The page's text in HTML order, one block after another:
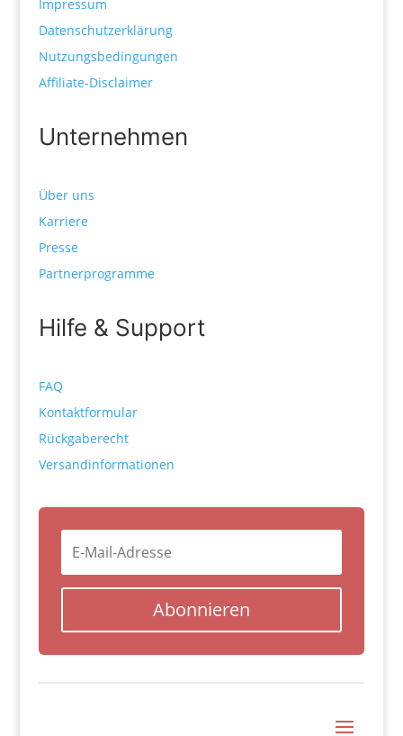
Impressum
Datenschutzerklärung
Nutzungsbedingungen
Affiliate-Disclaimer
Unternehmen
Über uns
Karriere
Presse
Partnerprogramme
Hilfe & Support
FAQ
Kontaktformular
Rückgaberecht
Versandinformationen
Abonnieren